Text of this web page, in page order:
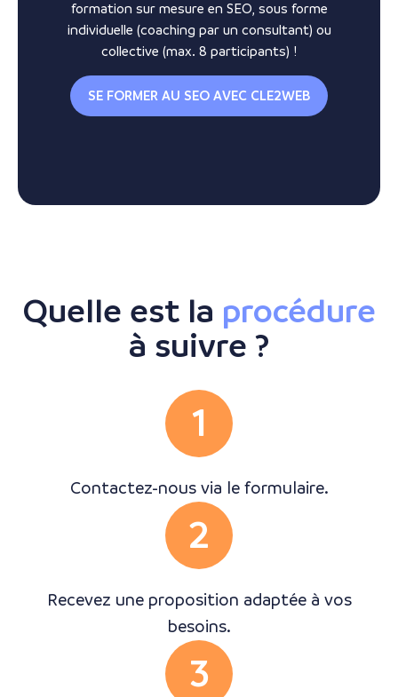
formation sur mesure en SEO, sous forme
individuelle (coaching par un consultant) ou
collective (max. 8 participants) !
SE FORMER AU SEO AVEC CLE2WEB
Quelle est la procédure
à suivre ?
1
Contactez-nous via le formulaire.
2
Recevez une proposition adaptée à vos
besoins.
3